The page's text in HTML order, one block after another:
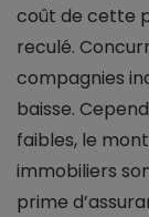
coût de cette
reculé.
compagnies
baisse.
faibles, le
immobiliers
prime